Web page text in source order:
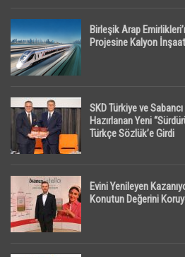
Birleşik Arap
Projesine Kalyon
SKD Türkiye ve
Hazırlanan Yeni
Türkçe Sözlük’e Girdi
Evini Yenileyen
Konutun Değerini